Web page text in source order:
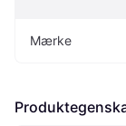
Mærke